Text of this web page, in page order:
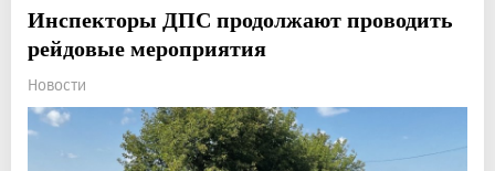
Инспекторы ДПС продолжают проводить
рейдовые мероприятия
Новости